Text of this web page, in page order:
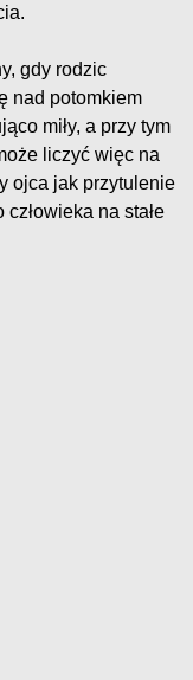
gdy rodzic
nad potomkiem
miły, a przy tym
liczyć więc na
ojca jak przytulenie
na stałe